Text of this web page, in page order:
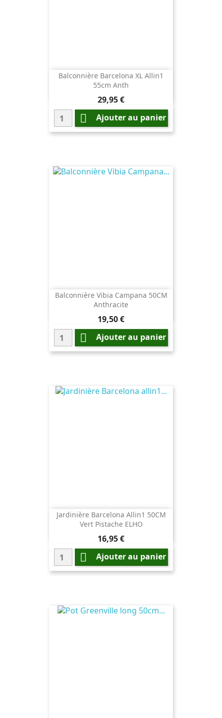
Balconnière Barcelona XL Allin1
55cm Anth
Prix
29,95 €
 Ajouter au panier
Balconnière Vibia Campana 50CM
Anthracite
Prix
19,50 €
 Ajouter au panier
Jardinière Barcelona Allin1 50CM
Vert Pistache ELHO
Prix
16,95 €
 Ajouter au panier